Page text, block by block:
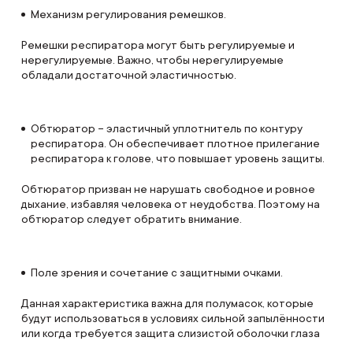
Механизм регулирования ремешков.
Ремешки респиратора могут быть регулируемые и
нерегулируемые. Важно, чтобы нерегулируемые
обладали достаточной эластичностью.
Обтюратор – эластичный уплотнитель по контуру
респиратора. Он обеспечивает плотное прилегание
респиратора к голове, что повышает уровень защиты.
Обтюратор призван не нарушать свободное и ровное
дыхание, избавляя человека от неудобства. Поэтому на
обтюратор следует обратить внимание.
Поле зрения и сочетание с защитными очками.
Данная характеристика важна для полумасок, которые
будут использоваться в условиях сильной запылённости
или когда требуется защита слизистой оболочки глаза